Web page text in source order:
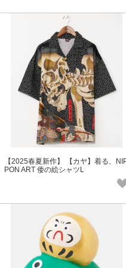
【2025春夏新作】 【カヤ】着る、
PON ART 倭の絵シャツL